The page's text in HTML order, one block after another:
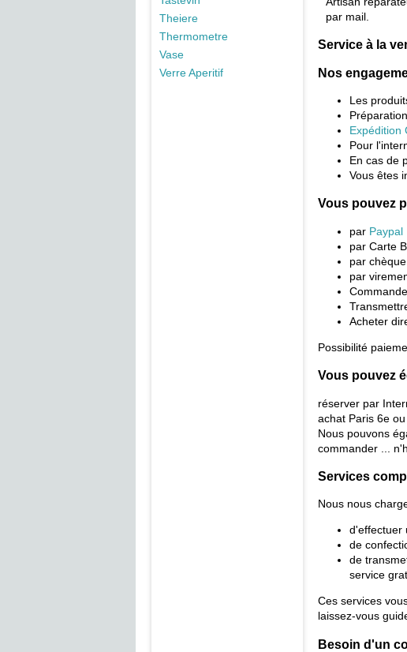
Theiere
Thermometre
Vase
Verre Aperitif
par mail.
Service à la
Nos
Les
Expédition
Pour
En cas de
Vous êtes
Vous pouvez
par Paypal
par Carte
par chèque
par
Acheter
Possibilité
Vous pouvez
réserver par
achat Paris 6e
Nous pouvons
commander ...
Services
Nous nous
d'effectuer
de
de
service
Ces services
laissez-vous
Besoin d'un